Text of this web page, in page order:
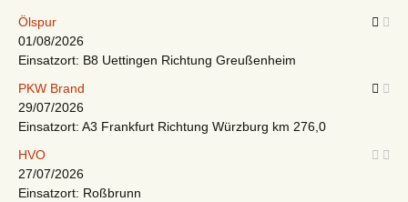
Ölspur
01/08/2026
Einsatzort: B8 Uettingen Richtung Greußenheim
PKW Brand
29/07/2026
Einsatzort: A3 Frankfurt Richtung Würzburg km 276,0
HVO
27/07/2026
Einsatzort: Roßbrunn